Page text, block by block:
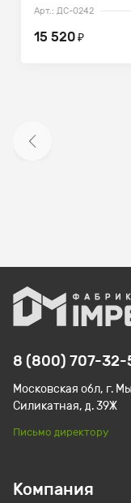
Арт.: ДС-0242
15 520₽
Компания
8 (800) 707-32-
Московская обл, г.
Силикатная, д. 39Ж
Письмо директору